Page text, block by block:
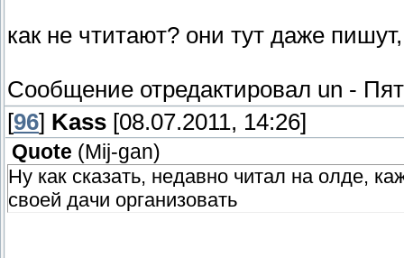
как не чтитают? они тут даже
Сообщение отредактировал un -
[96] Kass [08.07.2011, 14:26]
Quote (Mij-gan)
Ну как сказать, недавно читал на олде,
своей дачи организовать